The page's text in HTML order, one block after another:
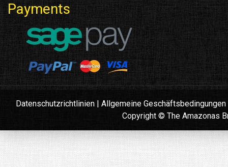
Payments
Datenschutzrichtlinien | Allgemeine Geschäftsbedingungen
Copyright © The Amazonas